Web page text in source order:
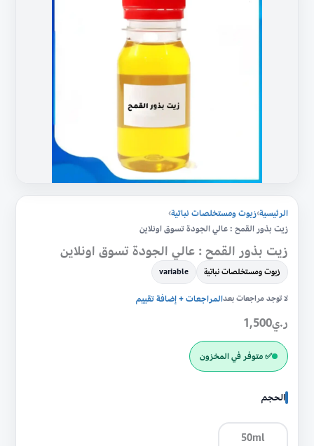
الرئيسية›زيوت ومستخلصات نباتية›
زيت بذور القمح : عالي الجودة تسوق اونلاين
زيت بذور القمح : عالي الجودة تسوق اونلاين
زيوت ومستخلصات نباتية variable
لا توجد مراجعات بعدالمراجعات + إضافة تقييم
ر.ي1,500
✅ متوفر في المخزون
الحجم
50ml